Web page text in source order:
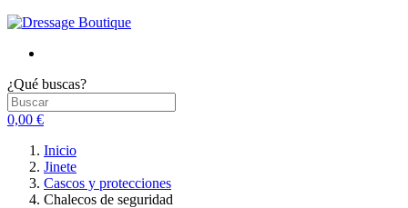
¿Qué buscas?
0,00 €
Inicio
Jinete
Cascos y protecciones
Chalecos de seguridad